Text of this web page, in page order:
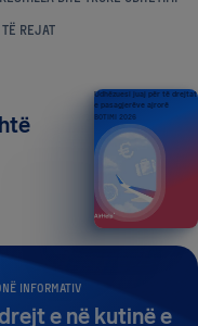
REJAT
INFORMATIV
e në kutinë e
Udhëzuesi juaj për të drejtat
e pasagjerëve ajrorë
BOTIMI 2026